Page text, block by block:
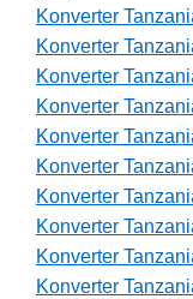
Konverter
Konverter
Konverter
Konverter
Konverter
Konverter
Konverter
Konverter
Konverter
Konverter